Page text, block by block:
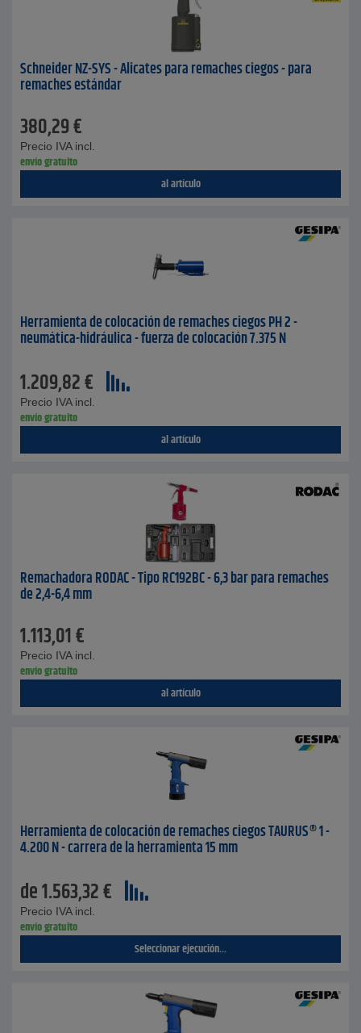
Schneider NZ-SYS - Alicates para remaches ciegos - para
remaches estándar
380,29€
Precio IVA incl.
envío gratuito
al artículo
Herramienta de colocación de remaches ciegos PH 2 -
neumática-hidráulica - fuerza de colocación 7.375 N
1.209,82€
Precio IVA incl.
envío gratuito
al artículo
Remachadora RODAC - Tipo RC192BC - 6,3 bar para remaches
de 2,4-6,4 mm
1.113,01€
Precio IVA incl.
envío gratuito
al artículo
Herramienta de colocación de remaches ciegos TAURUS® 1 -
4.200 N - carrera de la herramienta 15 mm
de1.563,32€
Precio IVA incl.
envío gratuito
Seleccionar ejecución...